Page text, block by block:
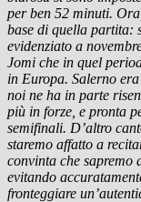
per ben 52 minuti.
base di quella partita:
evidenziato a
Jomi che in quel
in Europa. Salerno
noi ne ha in parte
più in forze, e pronta
semifinali. D’altro
staremo affatto a
convinta che sapremo
evitando
fronteggiare